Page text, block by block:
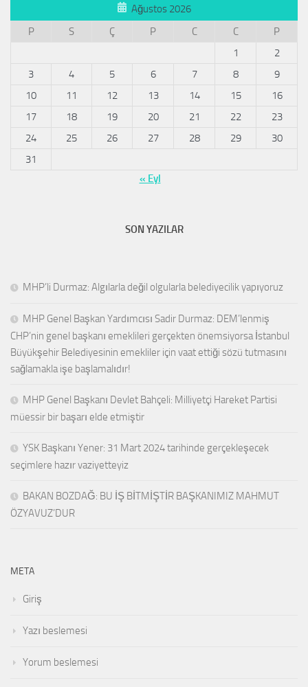
Ağustos 2026
P
S Ç P C C
P
1
2
3
4 5 6 7 8
9
10
11 12 13 14 15
16
17
18 19 20 21 22
23
24
25 26 27 28 29
30
31
« Eyl
SON YAZILAR
MHP’li Durmaz: Algılarla değil olgularla belediyecilik yapıyoruz
MHP Genel Başkan Yardımcısı Sadir Durmaz: DEM’lenmiş
CHP’nin genel başkanı emeklileri gerçekten önemsiyorsa İstanbul
Büyükşehir Belediyesinin emekliler için vaat ettiği sözü tutmasını
sağlamakla işe başlamalıdır!
MHP Genel Başkanı Devlet Bahçeli: Milliyetçi Hareket Partisi
müessir bir başarı elde etmiştir
YSK Başkanı Yener: 31 Mart 2024 tarihinde gerçekleşecek
seçimlere hazır vaziyetteyiz
BAKAN BOZDAĞ: BU İŞ BİTMİŞTİR BAŞKANIMIZ MAHMUT
ÖZYAVUZ’DUR
META
Giriş
Yazı beslemesi
Yorum beslemesi